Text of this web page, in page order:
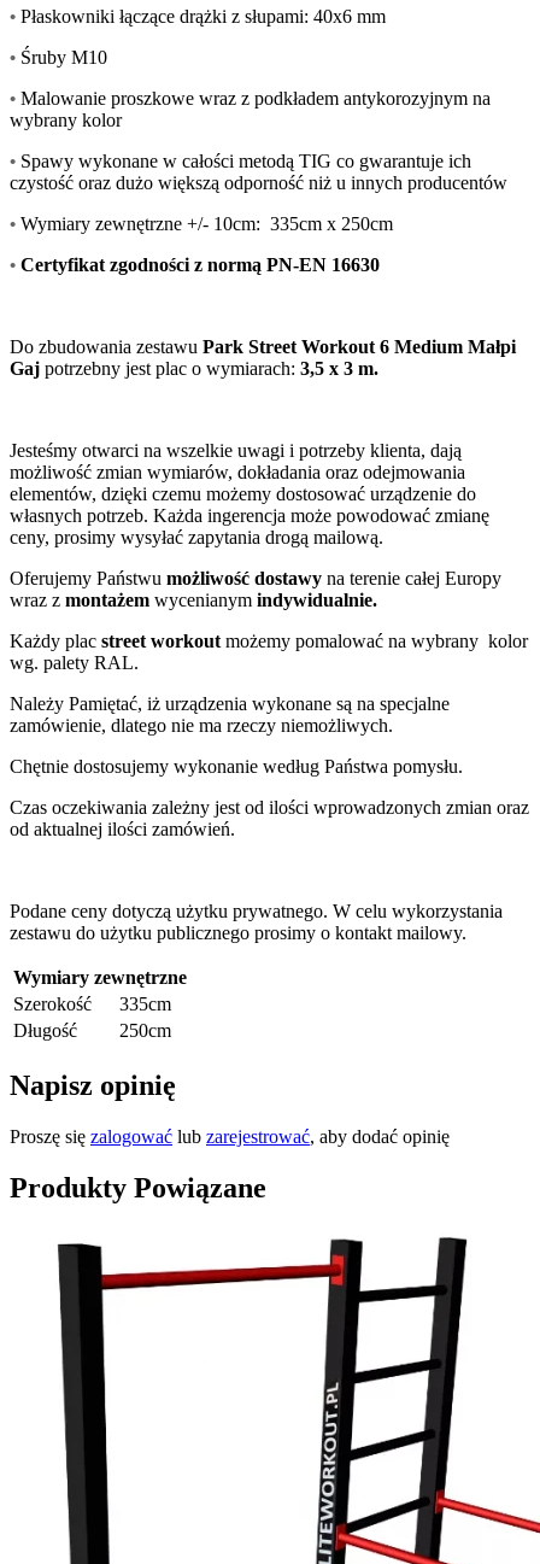
• Płaskowniki łączące drążki z słupami: 40x6 mm
• Śruby M10
• Malowanie proszkowe wraz z podkładem antykorozyjnym na
wybrany kolor
• Spawy wykonane w całości metodą TIG co gwarantuje ich
czystość oraz dużo większą odporność niż u innych producentów
• Wymiary zewnętrzne +/- 10cm: 335cm x 250cm
• Certyfikat zgodności z normą PN-EN 16630
Do zbudowania zestawu Park Street Workout 6 Medium Małpi
Gaj potrzebny jest plac o wymiarach: 3,5 x 3 m.
Jesteśmy otwarci na wszelkie uwagi i potrzeby klienta, dają
możliwość zmian wymiarów, dokładania oraz odejmowania
elementów, dzięki czemu możemy dostosować urządzenie do
własnych potrzeb. Każda ingerencja może powodować zmianę
ceny, prosimy wysyłać zapytania drogą mailową.
Oferujemy Państwu możliwość dostawy na terenie całej Europy
wraz z montażem wycenianym indywidualnie.
Każdy plac street workout możemy pomalować na wybrany kolor
wg. palety RAL.
Należy Pamiętać, iż urządzenia wykonane są na specjalne
zamówienie, dlatego nie ma rzeczy niemożliwych.
Chętnie dostosujemy wykonanie według Państwa pomysłu.
Czas oczekiwania zależny jest od ilości wprowadzonych zmian oraz
od aktualnej ilości zamówień.
Podane ceny dotyczą użytku prywatnego. W celu wykorzystania
zestawu do użytku publicznego prosimy o kontakt mailowy.
Wymiary zewnętrzne
Szerokość
335cm
Długość
250cm
Napisz opinię
Proszę się zalogować lub zarejestrować, aby dodać opinię
Produkty Powiązane